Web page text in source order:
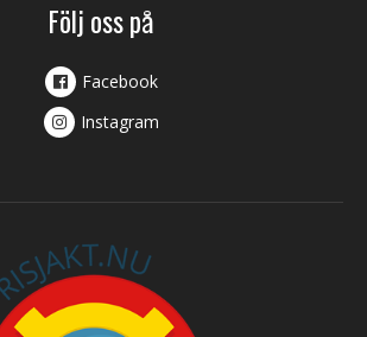
Följ oss på
Facebook
Instagram